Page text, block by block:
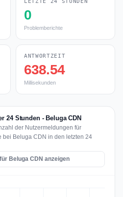
0
Problemberichte
ANTWORTZEIT
638.54
Millisekunden
24 Stunden - Beluga CDN
der Nutzermeldungen für
bei Beluga CDN in den letzten 24
Beluga CDN anzeigen